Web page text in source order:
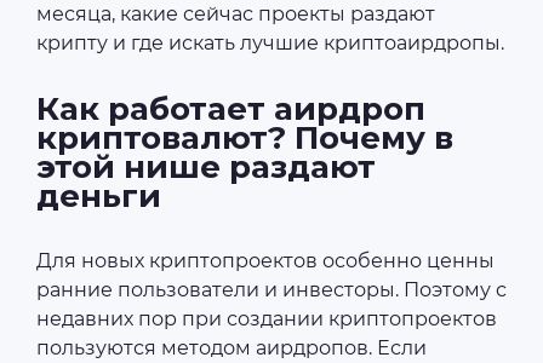
месяца, какие сейчас проекты раздают
крипту и где искать лучшие криптоаирдропы.
Как работает аирдроп
криптовалют? Почему в
этой нише раздают
деньги
Для новых криптопроектов особенно ценны
ранние пользователи и инвесторы. Поэтому с
недавних пор при создании криптопроектов
пользуются методом аирдропов. Если